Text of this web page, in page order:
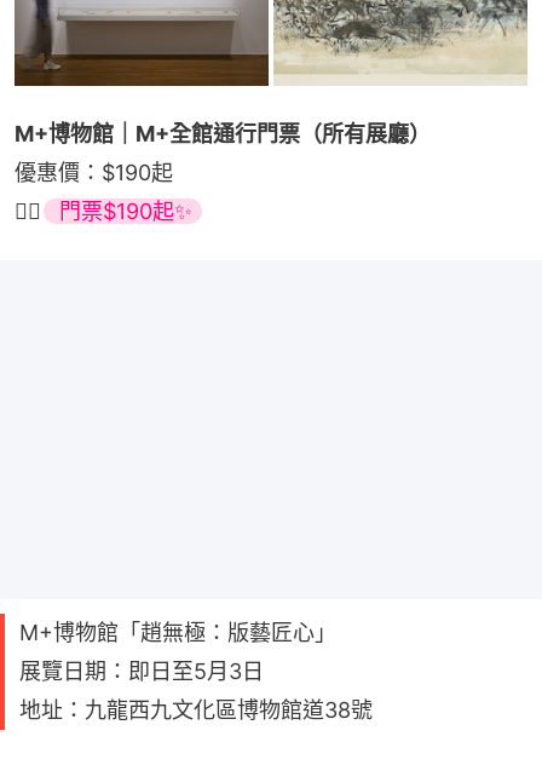
M+博物館｜M+全館通行門票（所有展廳）
優惠價：$190起
👉🏻
門票$190起✨
M+博物館「趙無極：版藝匠心」
展覽日期：即日至5月3日
地址：九龍西九文化區博物館道38號